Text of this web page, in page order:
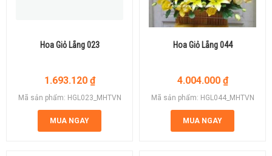
Hoa Giỏ Lẵng 023
1.693.120 ₫
Mã sản phẩm: HGL023_MHTVN
MUA NGAY
Hoa Giỏ Lẵng 044
4.004.000 ₫
Mã sản phẩm: HGL044_MHTVN
MUA NGAY